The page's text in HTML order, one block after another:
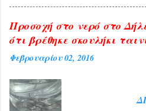
Προσοχή στο νερό στο
ότι βρέθηκε σκουλήκι
Φεβρουαρίου 02, 2016